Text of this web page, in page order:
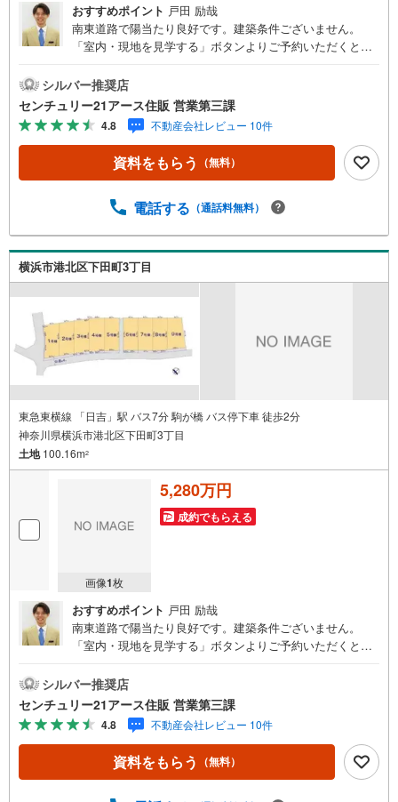
おすすめポイント 戸田 励哉
南東道路で陽当たり良好です。建築条件ございません。
「室内・現地を見学する」ボタンよりご予約いただくとご
のポイント】◆センチュリオン獲得店舗◆全国約970店舗あ
るセンチュリー21のお店。その中でも、アメリカ本部が設
ける一定基準を満たした、上位4％しか受賞できない賞。そ
れが「センチュリオン」です。弊社はそのセンチュリオン
を2002年から欠かすことなく取り続けております。◆住宅
ローン相談会◆お客様にあった無理のない住宅ローンの試
す。人生最大のお買い物になりますので、しっかりとした
だわる◆大きな金額を長期間で返済する住宅ローンは優遇
金利が0.1％変わるだけで、支払い総額に大きな変化が生じ
ます。取引の多い弊社は金融機関の特色、傾向、トレンド
を熟知しておりますので、お客様のニーズにあった金融機
関をご紹介させて頂きます。
シルバー推奨店
センチュリー21アース住販 営業第三課
4.8 不動産会社レビュー 10件
資料をもらう （無料）
電話する （通話料無料）
横浜市港北区下田町3丁目
東急東横線 「日吉」駅 バス7分 駒が橋 バス停下車 徒歩2分
神奈川県横浜市港北区下田町3丁目
土地100.16m2
画像1枚
5,280万円
成約でもらえる
おすすめポイント 戸田 励哉
南東道路で陽当たり良好です。建築条件ございません。
「室内・現地を見学する」ボタンよりご予約いただくとご
のポイント】◆センチュリオン獲得店舗◆全国約970店舗あ
るセンチュリー21のお店。その中でも、アメリカ本部が設
ける一定基準を満たした、上位4％しか受賞できない賞。そ
れが「センチュリオン」です。弊社はそのセンチュリオン
を2002年から欠かすことなく取り続けております。◆住宅
ローン相談会◆お客様にあった無理のない住宅ローンの試
シルバー推奨店
センチュリー21アース住販 営業第三課
4.8 不動産会社レビュー 10件
資料をもらう （無料）